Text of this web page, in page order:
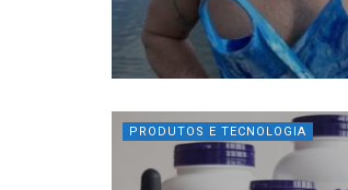
PRODUTOS E TECNOLOGIA